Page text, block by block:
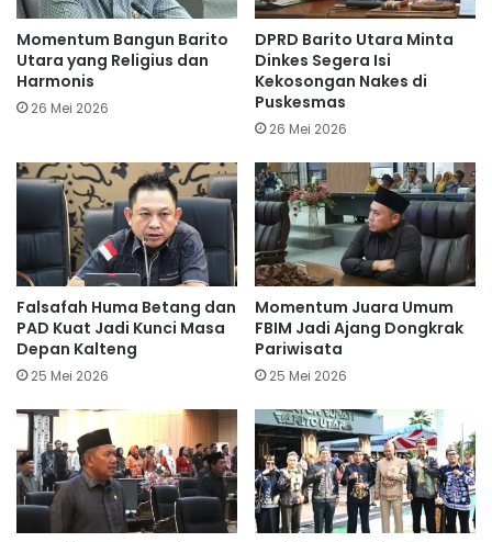
Momentum Bangun Barito
Utara yang Religius dan
Harmonis
26 Mei 2026
DPRD Barito Utara Minta
Dinkes Segera Isi
Kekosongan Nakes di
Puskesmas
26 Mei 2026
Falsafah Huma Betang dan
PAD Kuat Jadi Kunci Masa
Depan Kalteng
25 Mei 2026
Momentum Juara Umum
FBIM Jadi Ajang Dongkrak
Pariwisata
25 Mei 2026